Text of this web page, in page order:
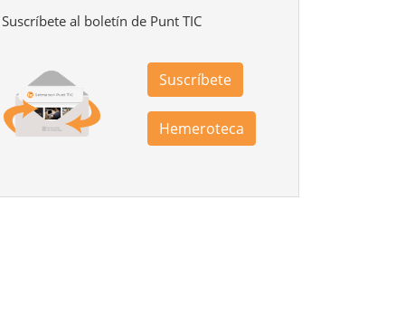
Suscríbete al boletín de Punt TIC
Suscríbete
Hemeroteca